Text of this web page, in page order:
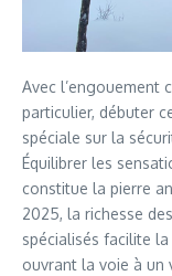
Avec l’engouement
particulier, débuter
spéciale sur la
Équilibrer les
constitue la pierre
2025, la richesse
spécialisés facilite
ouvrant la voie à un